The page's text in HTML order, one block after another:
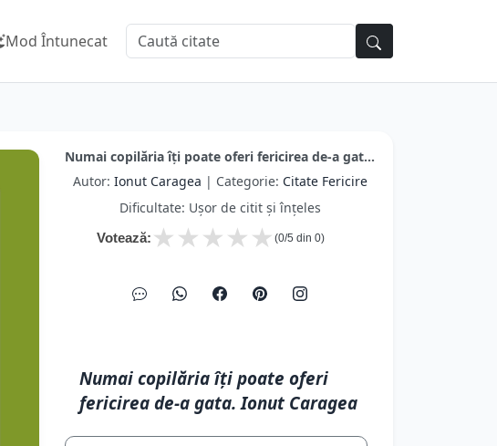
Mod Întunecat
Numai copilăria îţi poate oferi fericirea de-a gat...
Autor: Ionut Caragea | Categorie: Citate Fericire
Dificultate: Ușor de citit și înțeles
Votează: ★
★
★
★
★ (0/5 din 0)
Numai copilăria îţi poate oferi
fericirea de-a gata. Ionut Caragea